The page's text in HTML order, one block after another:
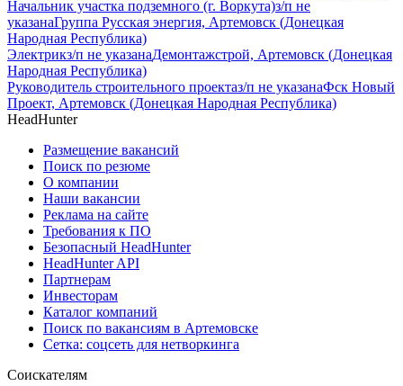
Начальник участка подземного (г. Воркута)з/п не
указанаГруппа Русская энергия, Артемовск (Донецкая
Народная Республика)
Электрикз/п не указанаДемонтажстрой, Артемовск (Донецкая
Народная Республика)
Руководитель строительного проектаз/п не указанаФск Новый
Проект, Артемовск (Донецкая Народная Республика)
HeadHunter
Размещение вакансий
Поиск по резюме
О компании
Наши вакансии
Реклама на сайте
Требования к ПО
Безопасный HeadHunter
HeadHunter API
Партнерам
Инвесторам
Каталог компаний
Поиск по вакансиям в Артемовске
Сетка: соцсеть для нетворкинга
Соискателям